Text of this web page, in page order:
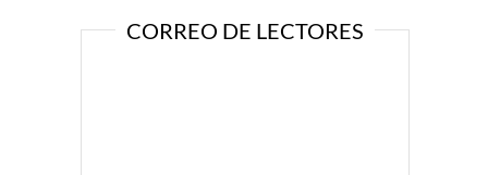
CORREO DE LECTORES